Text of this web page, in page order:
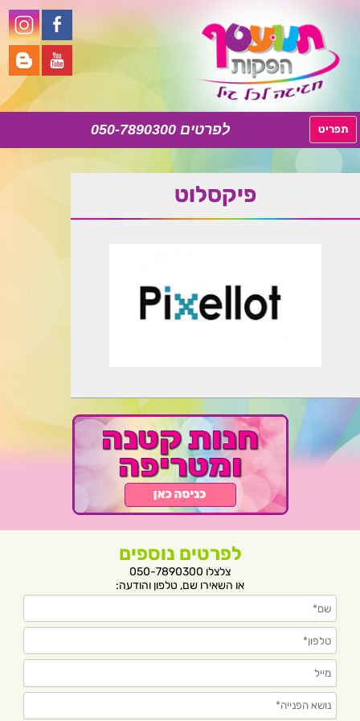
050-7890300 תפריט
לתוכן
פיקסלוט
לפרטים נוספים
צלצלו 050-7890300
או השאירו שם, טלפון והודעה: